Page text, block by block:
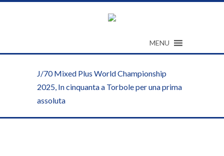
MENU
J/70 Mixed Plus World Championship
2025, In cinquanta a Torbole per una prima
assoluta